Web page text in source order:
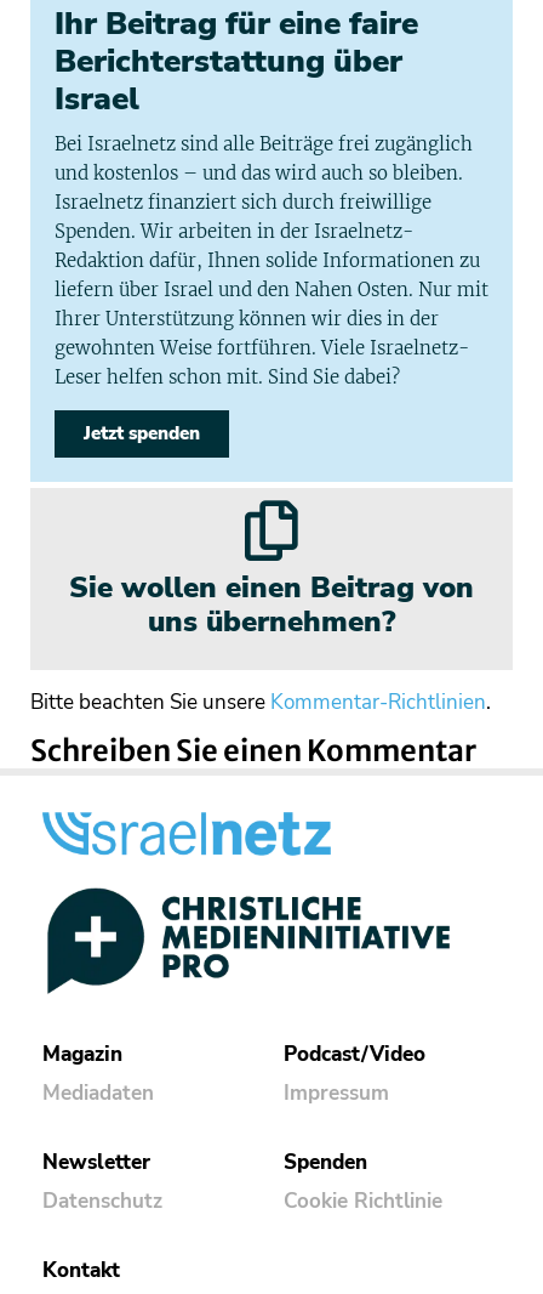
Ihr Beitrag für eine faire
Berichterstattung über
Israel
Bei Israelnetz sind alle Beiträge frei zugänglich
und kostenlos – und das wird auch so bleiben.
Israelnetz finanziert sich durch freiwillige
Spenden. Wir arbeiten in der Israelnetz-
Redaktion dafür, Ihnen solide Informationen zu
liefern über Israel und den Nahen Osten. Nur mit
Ihrer Unterstützung können wir dies in der
gewohnten Weise fortführen. Viele Israelnetz-
Leser helfen schon mit. Sind Sie dabei?
Jetzt spenden
Sie wollen einen Beitrag von
uns übernehmen?
Bitte beachten Sie unsere Kommentar-Richtlinien.
Schreiben Sie einen Kommentar
Magazin
Mediadaten
Podcast/Video
Impressum
Newsletter
Datenschutz
Spenden
Cookie Richtlinie
Kontakt